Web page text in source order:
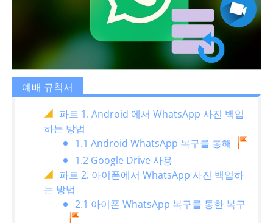
예배 규칙서
파트 1. Android 에서 WhatsApp 사진 백업
하는 방법
1.1 Android WhatsApp 복구를 통해
1.2 Google Drive 사용
파트 2. 아이폰에서 WhatsApp 사진 백업하
는 방법
2.1 아이폰 WhatsApp 복구를 통한 복구